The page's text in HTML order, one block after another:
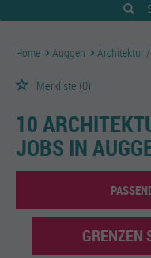
Home Auggen Architektur
Merkliste (0)
10
JOBS IN
GRENZEN